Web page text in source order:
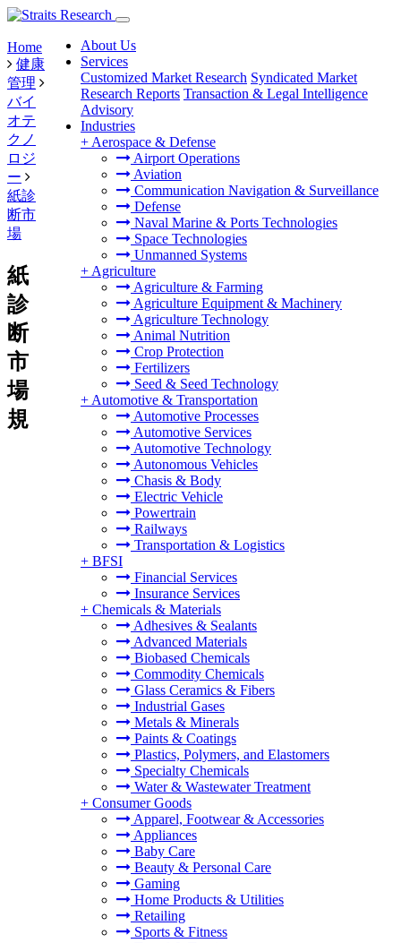
About Us
Services
Customized Market Research Syndicated Market
Research Reports Transaction & Legal Intelligence
Advisory
Industries
+ Aerospace & Defense
Airport Operations
Aviation
Communication Navigation & Surveillance
Defense
Naval Marine & Ports Technologies
Space Technologies
Unmanned Systems
+ Agriculture
Agriculture & Farming
Agriculture Equipment & Machinery
Agriculture Technology
Animal Nutrition
Crop Protection
Fertilizers
Seed & Seed Technology
+ Automotive & Transportation
Automotive Processes
Automotive Services
Automotive Technology
Autonomous Vehicles
Chasis & Body
Electric Vehicle
Powertrain
Railways
Transportation & Logistics
+ BFSI
Financial Services
Insurance Services
+ Chemicals & Materials
Adhesives & Sealants
Advanced Materials
Biobased Chemicals
Commodity Chemicals
Glass Ceramics & Fibers
Industrial Gases
Metals & Minerals
Paints & Coatings
Plastics, Polymers, and Elastomers
Specialty Chemicals
Water & Wastewater Treatment
+ Consumer Goods
Apparel, Footwear & Accessories
Appliances
Baby Care
Beauty & Personal Care
Gaming
Home Products & Utilities
Retailing
Sports & Fitness
Home
健康
管理
バイ
オテ
クノ
ロジ
ー
紙診
断市
場
紙
診
断
市
場
規